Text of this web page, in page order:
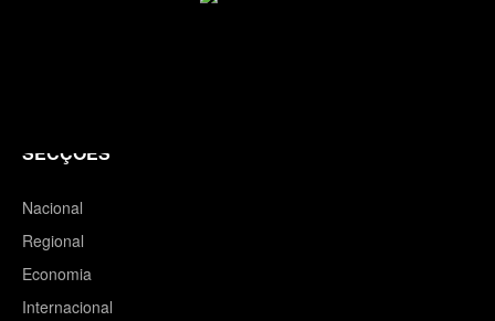
SECÇÕES
Nacional
Regional
Economia
Internacional